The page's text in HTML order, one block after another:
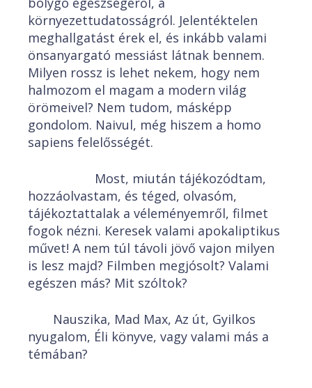
környezettudatosságról. Jelentéktelen
meghallgatást érek el, és inkább valami
önsanyargató messiást látnak bennem.
Milyen rossz is lehet nekem, hogy nem
halmozom el magam a modern világ
örömeivel? Nem tudom, másképp
gondolom. Naivul, még hiszem a homo
sapiens felelősségét.
Most, miután tájékozódtam,
hozzáolvastam, és téged, olvasóm,
tájékoztattalak a véleményemről, filmet
fogok nézni. Keresek valami apokaliptikus
művet! A nem túl távoli jövő vajon milyen
is lesz majd? Filmben megjósolt? Valami
egészen más? Mit szóltok?
Nauszika, Mad Max, Az út, Gyilkos
nyugalom, Éli könyve, vagy valami más a
témában?